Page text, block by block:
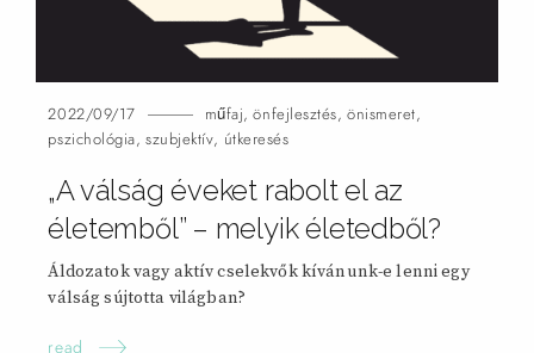
2022/09/17 műfaj,önfejlesztés,önismeret,
pszichológia,szubjektív, útkeresés
„A válság éveket rabolt el az
életemből” – melyik életedből?
Áldozatok vagy aktív cselekvők kívánunk-e lenni egy
válság sújtotta világban?
read